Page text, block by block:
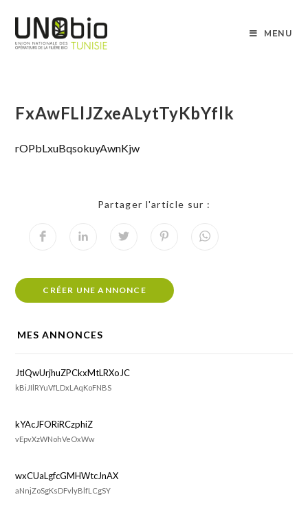
MENU
FxAwFLlJZxeALytTyKbYflk
rOPbLxuBqsokuyAwnKjw
Partager l'article sur :
CRÉER UNE ANNONCE
MES ANNONCES
JtlQwUrjhuZPCkxMtLRXoJC
kBiJIlRYuVfLDxLAqKoFNBS
kYAcJFORiRCzphiZ
vEpvXzWNohVeOxWw
wxCUaLgfcGMHWtcJnAX
aNnjZoSgKsDFvlyBlfLCgSY